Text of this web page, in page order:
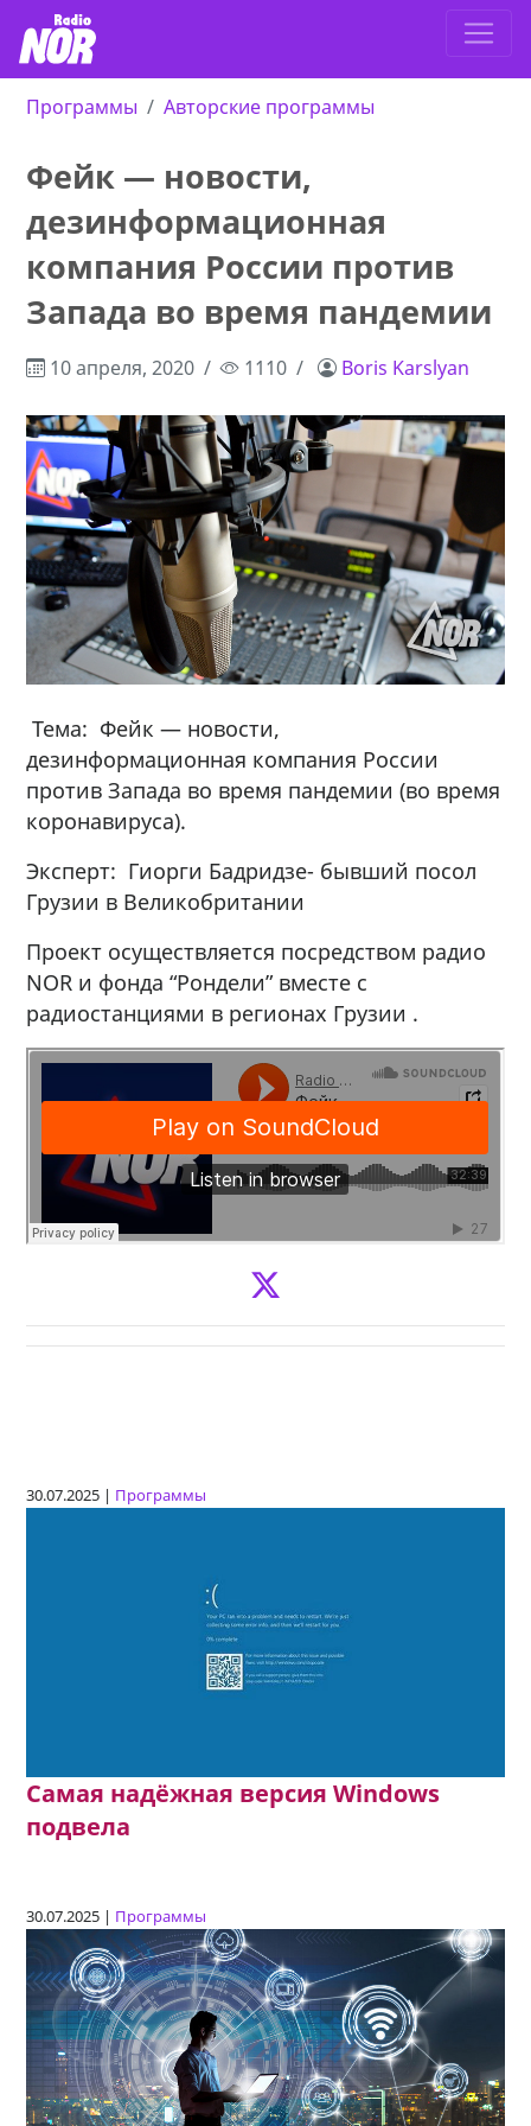
Программы Авторские программы
Фейк — новости,
дезинформационная
компания России против
Запада во время пандемии
10 апреля, 2020 1110 Boris Karslyan
Тема: Фейк — новости,
дезинформационная компания России
против Запада во время пандемии (во время
коронавируса).
Эксперт: Гиорги Бадридзе- бывший посол
Грузии в Великобритании
Проект осуществляется посредством радио
NOR и фонда “Рондели” вместе с
радиостанциями в регионах Грузии .
30.07.2025 | Программы
Самая надёжная версия Windows
подвела
30.07.2025 | Программы